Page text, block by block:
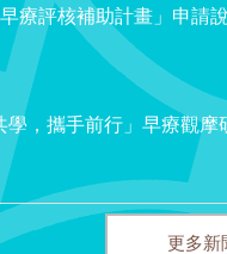
療評核補助計畫」申請
，攜手前行」早療觀摩
更多新